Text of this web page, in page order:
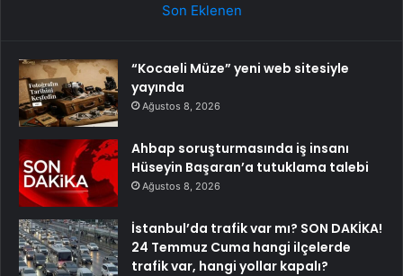
Son Eklenen
“Kocaeli Müze” yeni web sitesiyle
yayında
Ağustos 8, 2026
Ahbap soruşturmasında iş insanı
Hüseyin Başaran’a tutuklama talebi
Ağustos 8, 2026
İstanbul’da trafik var mı? SON DAKİKA!
24 Temmuz Cuma hangi ilçelerde
trafik var, hangi yollar kapalı?